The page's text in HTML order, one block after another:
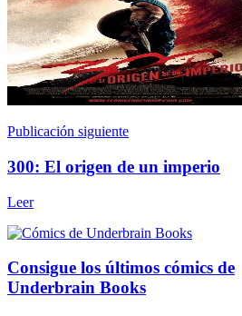
Publicación siguiente
300: El origen de un imperio
Leer
Consigue los últimos cómics de
Underbrain Books